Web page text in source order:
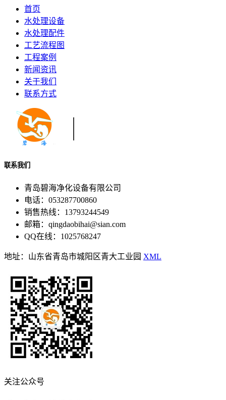
首页
水处理设备
水处理配件
工艺流程图
工程案例
新闻资讯
关于我们
联系方式
联系我们
青岛碧海净化设备有限公司
电话：053287700860
销售热线：13793244549
邮箱：qingdaobihai@sian.com
QQ在线：1025768247
地址：山东省青岛市城阳区青大工业园 XML
关注公众号